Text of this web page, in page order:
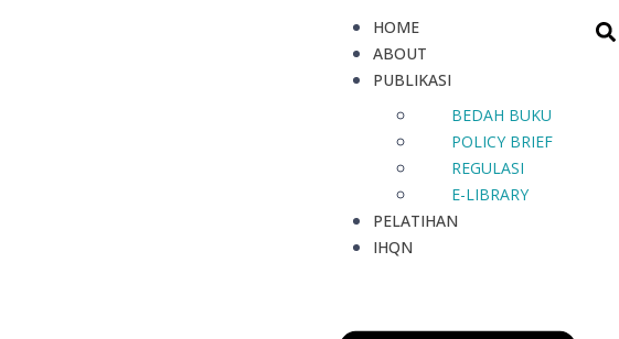
HOME
ABOUT
PUBLIKASI
BEDAH BUKU
POLICY BRIEF
REGULASI
E-LIBRARY
PELATIHAN
IHQN